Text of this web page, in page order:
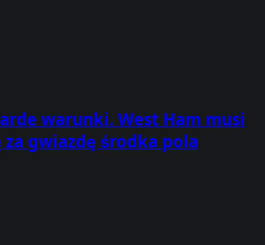
warunki. West Ham musi
za gwiazdę środka pola